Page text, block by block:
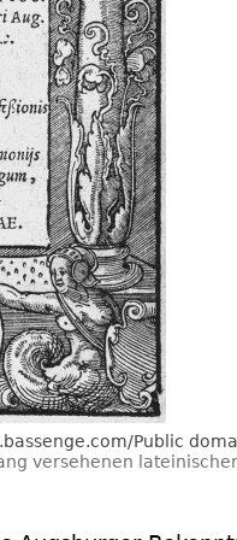
Public
versehenen